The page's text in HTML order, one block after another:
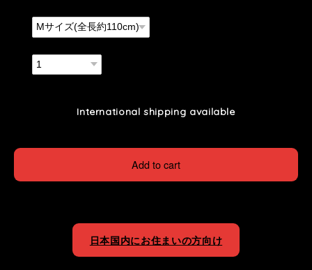
International shipping available
Add to cart
日本国内にお住まいの方向け